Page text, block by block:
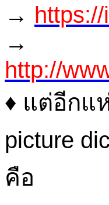
→
→
http://
♦ แต่อีกแ
picture
คือ